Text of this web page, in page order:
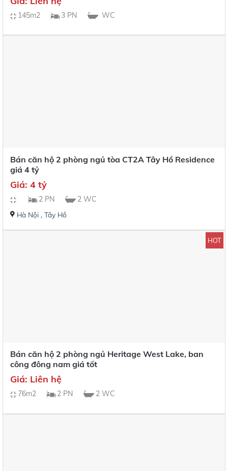
145m2 3 PN WC
Bán căn hộ 2 phòng ngủ tòa CT2A Tây Hồ Residence
giá 4 tỷ
Giá: 4 tỷ
2 PN 2 WC
Hà Nội, Tây Hồ
HOT
Bán căn hộ 2 phòng ngủ Heritage West Lake, ban
công đông nam giá tốt
Giá: Liên hệ
76m2 2 PN 2 WC